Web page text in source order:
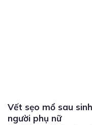
Vết sẹo mổ sau
người phụ nữ